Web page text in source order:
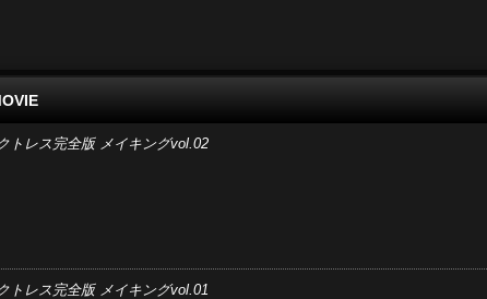
トレス完全版 メイキングvol.02
トレス完全版 メイキングvol.01